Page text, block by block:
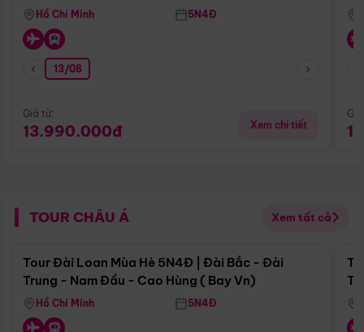
Singapore
Hồ Chí Minh 5N4Đ
13/08
Giá từ:
13.990.000đ Xem chi tiết
TOUR CHÂU Á Xem tất cả
Điểm nổi bật
Tour Đài Loan Mùa Hè 5N4Đ | Đài Bắc - Đài
Trung - Nam Đầu - Cao Hùng ( Bay Vn)
Hồ Chí Minh 5N4Đ